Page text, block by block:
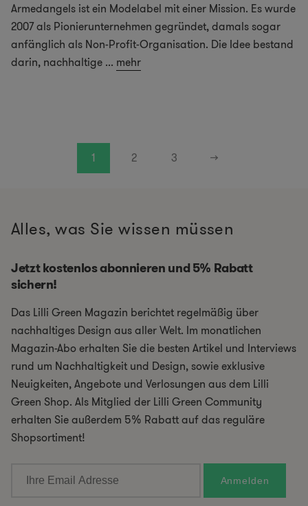
Armedangels ist ein Modelabel mit einer Mission. Es wurde
2007 als Pionierunternehmen gegründet, damals sogar
anfänglich als Non-Profit-Organisation. Die Idee bestand
darin, nachhaltige ... mehr
1 2 3 →
Alles, was Sie wissen müssen
Jetzt kostenlos abonnieren und 5% Rabatt
sichern!
Das Lilli Green Magazin berichtet regelmäßig über
nachhaltiges Design aus aller Welt. Im monatlichen
Magazin-Abo erhalten Sie die besten Artikel und Interviews
rund um Nachhaltigkeit und Design, sowie exklusive
Neuigkeiten, Angebote und Verlosungen aus dem Lilli
Green Shop. Als Mitglied der Lilli Green Community
erhalten Sie außerdem 5% Rabatt auf das reguläre
Shopsortiment!